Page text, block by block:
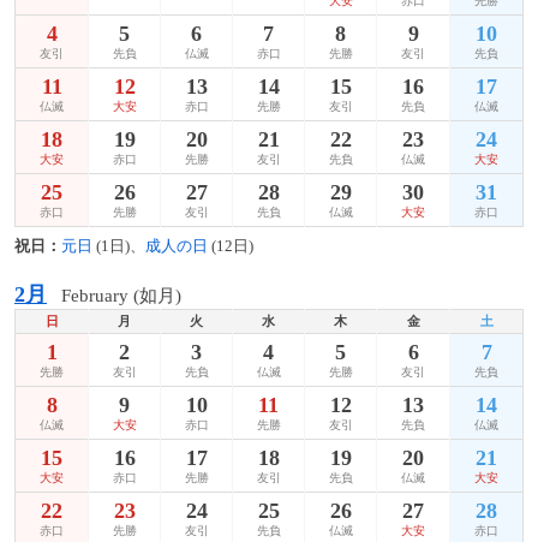
4
友引
5
先負
6
仏滅
7
赤口
8
先勝
9
友引
10
先負
11
仏滅
12
大安
13
赤口
14
先勝
15
友引
16
先負
17
仏滅
18
大安
19
赤口
20
先勝
21
友引
22
先負
23
仏滅
24
大安
25
赤口
26
先勝
27
友引
28
先負
29
仏滅
30
大安
31
赤口
祝日： 元日 (1日)、 成人の日 (12日)
2月 February (如月)
日 月 火 水 木 金 土
1
先勝
2
友引
3
先負
4
仏滅
5
先勝
6
友引
7
先負
8
仏滅
9
大安
10
赤口
11
先勝
12
友引
13
先負
14
仏滅
15
大安
16
赤口
17
先勝
18
友引
19
先負
20
仏滅
21
大安
22
赤口
23
先勝
24
友引
25
先負
26
仏滅
27
大安
28
赤口